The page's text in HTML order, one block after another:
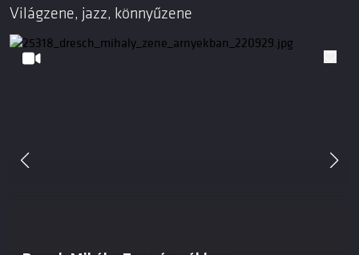
Világzene, jazz, könnyűzene